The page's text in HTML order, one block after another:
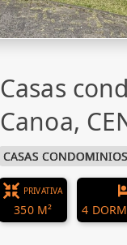
Casas
Canoa,
CASAS CONDOMINIOS
PRIVATIVA
350 M² 4